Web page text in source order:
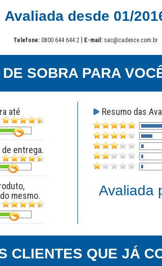
Avaliada desde 01/
Telefone: 0800 644 644 2 E-mail: sac@cadence.com.br
SOBRA PARA
até
entrega.
mesmo.
Resumo das
Avaliada
CLIENTES QUE JÁ